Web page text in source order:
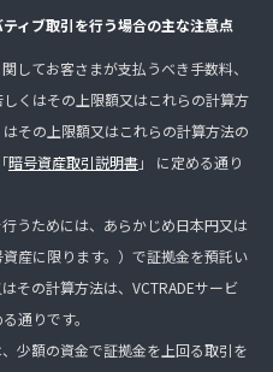
ィブ取引を行う場合の主な注意点
してお客さまが支払うべき手数料、
くはその上限額又はこれらの計算方
その上限額又はこれらの計算方法の
暗号資産取引説明書」 に定める通り
うためには、あらかじめ日本円又は
産に限ります。）で証拠金を預託い
その計算方法は、VCTRADEサービ
通りです。
少額の資金で証拠金を上回る取引を